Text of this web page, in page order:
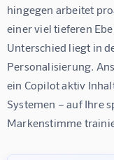
hingegen arbeitet
einer viel tieferen
Unterschied liegt in
Personalisierung.
ein Copilot aktiv
Systemen – auf Ihre
Markenstimme